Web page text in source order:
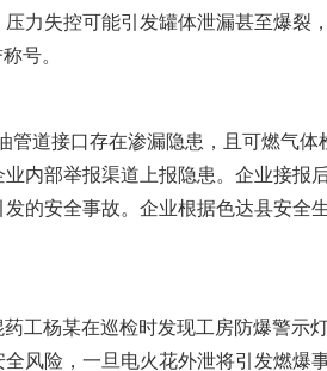
力失控可能引发罐体泄漏甚至爆裂，
号。
道接口存在渗漏隐患，且可燃气体
内部举报渠道上报隐患。企业接报
的安全事故。企业根据色达县安全
工杨某在巡检时发现工房防爆警示
风险，一旦电火花外泄将引发燃爆